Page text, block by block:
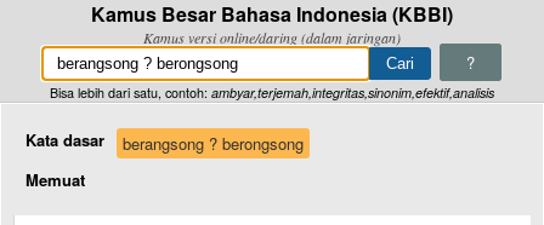
Kamus Besar Bahasa Indonesia (KBBI)
Kamus versi online/daring (dalam jaringan)
?
Bisa lebih dari satu, contoh: ambyar,terjemah,integritas,sinonim,efektif,analisis
Kata dasar
berangsong ? berongsong
Memuat